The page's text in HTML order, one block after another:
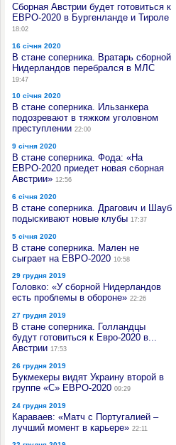
Сборная Австрии будет готовиться к
ЕВРО-2020 в Бургенланде и Тироле
18:02
16 січня 2020
В стане соперника. Вратарь сборной
Нидерландов перебрался в МЛС
19:47
10 січня 2020
В стане соперника. Ильзанкера
подозревают в тяжком уголовном
преступлении 22:00
9 січня 2020
В стане соперника. Фода: «На
ЕВРО-2020 приедет новая сборная
Австрии» 12:56
6 січня 2020
В стане соперника. Драгович и Шауб
подыскивают новые клубы 17:37
5 січня 2020
В стане соперника. Мален не
сыграет на ЕВРО-2020 10:58
29 грудня 2019
Головко: «У сборной Нидерландов
есть проблемы в обороне» 22:26
27 грудня 2019
В стане соперника. Голландцы
будут готовиться к Евро-2020 в...
Австрии 17:53
26 грудня 2019
Букмекеры видят Украину второй в
группе «C» ЕВРО-2020 09:29
24 грудня 2019
Караваев: «Матч с Португалией –
лучший момент в карьере» 22:11